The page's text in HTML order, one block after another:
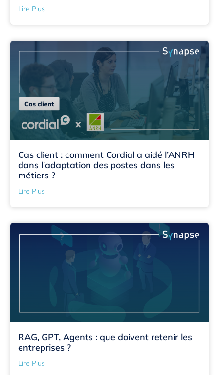
Lire Plus
Cas client : comment Cordial a aidé l’ANRH
dans l’adaptation des postes dans les
métiers ?
Lire Plus
RAG, GPT, Agents : que doivent retenir les
entreprises ?
Lire Plus